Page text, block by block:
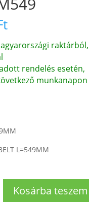
rendelés esetén,
L=549MM
Kosárba teszem